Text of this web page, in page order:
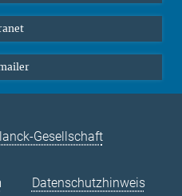
Gesellschaft
Datenschutzhinweis